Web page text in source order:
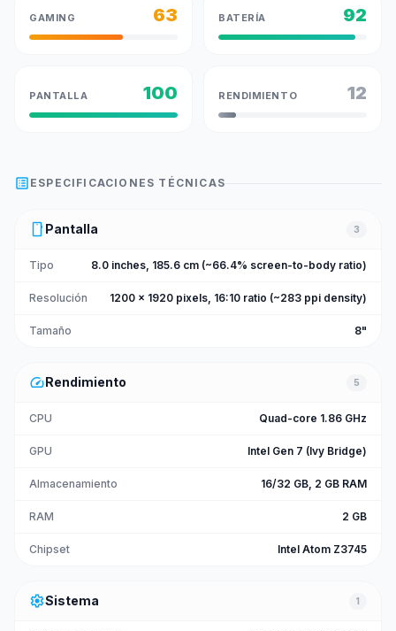
GAMING 63 BATERÍA 92
PANTALLA 100 RENDIMIENTO 12
list_alt ESPECIFICACIONES TÉCNICAS
smartphone Pantalla 3
Tipo 8.0 inches, 185.6 cm (~66.4% screen-to-body ratio)
Resolución 1200 x 1920 pixels, 16:10 ratio (~283 ppi density)
Tamaño 8"
speedRendimiento 5
CPU Quad-core 1.86 GHz
GPU Intel Gen 7 (Ivy Bridge)
Almacenamiento 16/32 GB, 2 GB RAM
RAM 2 GB
Chipset Intel Atom Z3745
settingsSistema 1